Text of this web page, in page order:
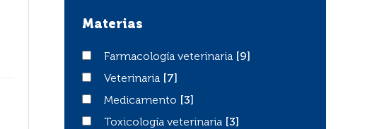
Materias
Farmacología veterinaria
Farmacología veterinaria
[9]
Veterinaria
Veterinaria
[7]
Medicamento
Medicamento
[3]
Toxicología veterinaria
Toxicología veterinaria
[3]